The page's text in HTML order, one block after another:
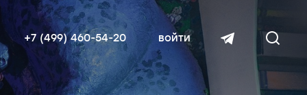
+7 (499) 460-54-20 войти